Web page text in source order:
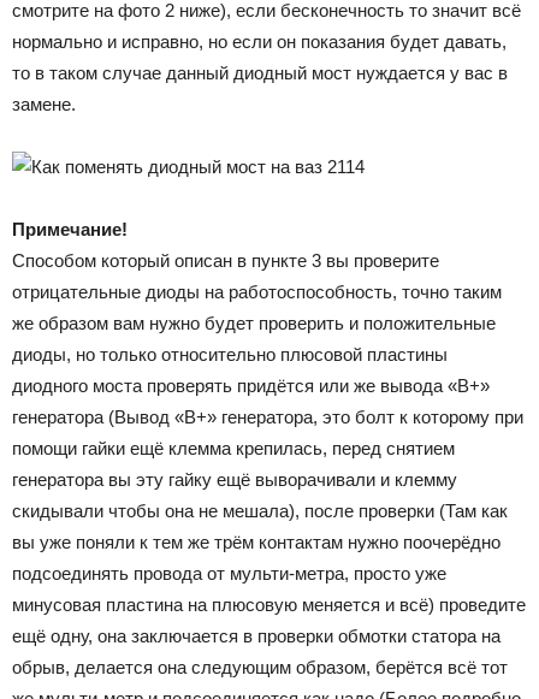
смотрите на фото 2 ниже), если бесконечность то значит всё
нормально и исправно, но если он показания будет давать,
то в таком случае данный диодный мост нуждается у вас в
замене.
Примечание!
Способом который описан в пункте 3 вы проверите
отрицательные диоды на работоспособность, точно таким
же образом вам нужно будет проверить и положительные
диоды, но только относительно плюсовой пластины
диодного моста проверять придётся или же вывода «В+»
генератора (Вывод «B+» генератора, это болт к которому при
помощи гайки ещё клемма крепилась, перед снятием
генератора вы эту гайку ещё выворачивали и клемму
скидывали чтобы она не мешала), после проверки (Там как
вы уже поняли к тем же трём контактам нужно поочерёдно
подсоединять провода от мульти-метра, просто уже
минусовая пластина на плюсовую меняется и всё) проведите
ещё одну, она заключается в проверки обмотки статора на
обрыв, делается она следующим образом, берётся всё тот